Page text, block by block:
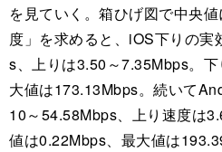
を見ていく。箱ひげ図で中央
度」を求めると、iOS下りの
s、上りは3.50～7.35Mbps。
大値は173.13Mbps。続いて
10～54.58Mbps、上り速度は
値は0.22Mbps、最大値は